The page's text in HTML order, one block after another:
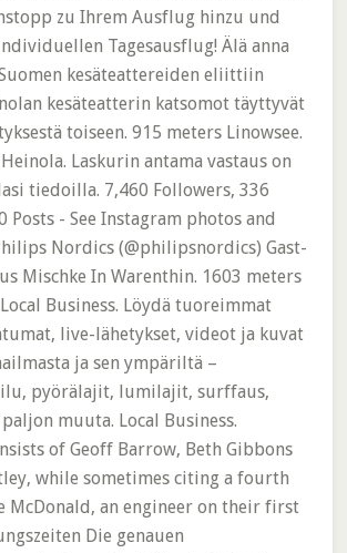
zu Ihrem Ausflug hinzu und
Tagesausflug! Älä anna
kesäteattereiden eliittiin
kesäteatterin katsomot täyttyvät
toiseen. 915 meters Linowsee.
Laskurin antama vastaus on
tiedoilla. 7,460 Followers, 336
Posts - See Instagram photos and
Nordics (@philipsnordics) Gast-
Mischke In Warenthin. 1603 meters
Business. Löydä tuoreimmat
live-lähetykset, videot ja kuvat
ja sen ympäriltä –
pyörälajit, lumilajit, surffaus,
muuta. Local Business.
of Geoff Barrow, Beth Gibbons
while sometimes citing a fourth
McDonald, an engineer on their first
Die genauen